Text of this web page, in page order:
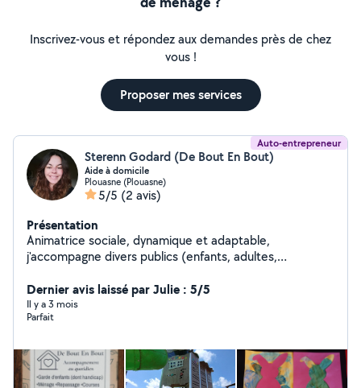
Inscrivez-vous et répondez aux demandes près de chez
vous !
Proposer mes services
Auto-entrepreneur
Sterenn Godard (De Bout En Bout)
Aide à domicile
Plouasne (Plouasne)
5/5 (2 avis)
Présentation
Animatrice sociale, dynamique et adaptable,
j'accompagne divers publics (enfants, adultes,
la vie quotidienne. Je propose différents services:
accompagnement aux tâches de la vie (courses,
ménage, repassage, préparation des repas,
documents administratifs), je propose aussi des
activités liées aux apprentissages, ou au maintien du
Dernier avis laissé par Julie : 5/5
Il y a 3 mois
Parfait